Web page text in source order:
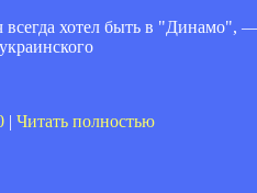
всегда хотел быть в
| Читать полностью